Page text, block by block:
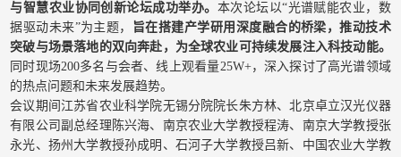
与智慧农业协同创新论坛成功举办。 本次论坛以“光谱赋能农业，数
据驱动未来”为主题，
旨在搭建产学研用深度融合的桥梁，推动技术
突破与场景落地的双向奔赴，为全球农业可持续发展注入科技动能。
同时现场200多名与会者、线上观看量25W+，深入探讨了高光谱领域
的热点问题和未来发展趋势。
会议期间江苏省农业科学院无锡分院院长朱方林、北京卓立汉光仪器
有限公司副总经理陈兴海、南京农业大学教授程涛、南京大学教授张
永光、扬州大学教授孙成明、石河子大学教授吕新、中国农业大学教